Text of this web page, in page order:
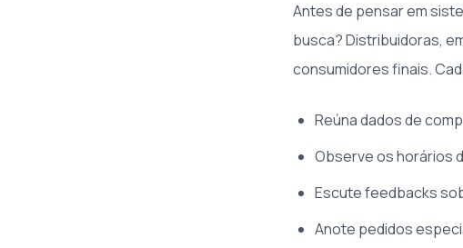
Antes de pensar em
busca? Distribuidoras,
consumidores finais.
Reúna dados de
Observe os horários
Escute feedbacks
Anote pedidos